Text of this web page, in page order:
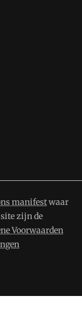
manifestwaar
zijn de
Voorwaarden